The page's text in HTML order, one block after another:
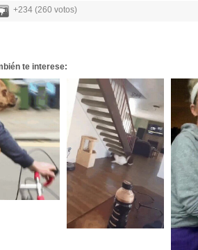
+234 (260 votos)
te interese: